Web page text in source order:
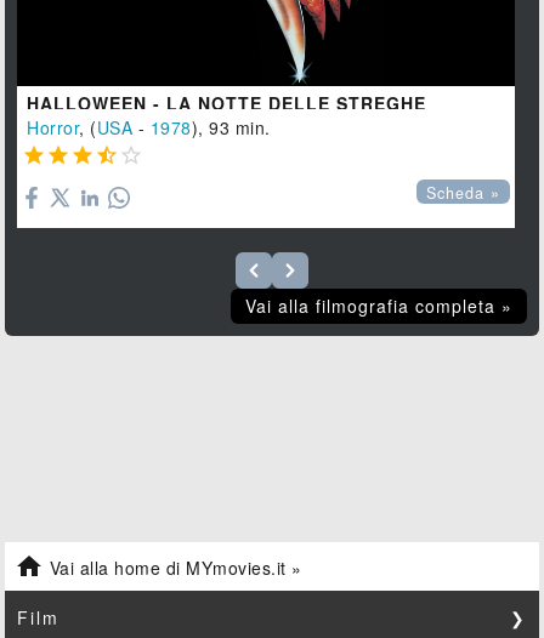
HALLOWEEN - LA NOTTE DELLE STREGHE
Horror, (USA - 1978), 93 min.
    
Scheda »
Vai alla filmografia completa »
 Vai alla home di MYmovies.it »
Film ❯